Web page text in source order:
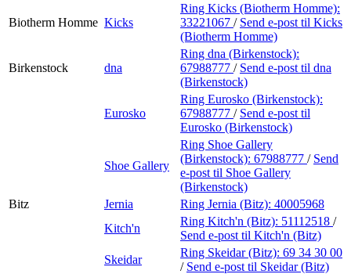
Biotherm Homme Kicks
Ring Kicks (Biotherm Homme):
33221067 / Send e-post til Kicks
(Biotherm Homme)
Birkenstock dna
Ring dna (Birkenstock):
67988777 / Send e-post til dna
(Birkenstock)
Eurosko
Ring Eurosko (Birkenstock):
67988777 / Send e-post til
Eurosko (Birkenstock)
Shoe Gallery
Ring Shoe Gallery
(Birkenstock): 67988777 / Send
e-post til Shoe Gallery
(Birkenstock)
Bitz
Jernia Ring Jernia (Bitz): 40005968
Kitch'n
Ring Kitch'n (Bitz): 51112518 /
Send e-post til Kitch'n (Bitz)
Skeidar
Ring Skeidar (Bitz): 69 34 30 00
/ Send e-post til Skeidar (Bitz)